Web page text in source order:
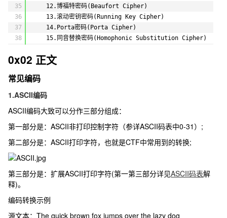
35
36
37
38
40
42
43
45
46
48
49
51
52
53
12.博福特密码(Beaufort Cipher)
13.滚动密钥密码(Running Key Cipher)
14.Porta密码(Porta Cipher)
15.同音替换密码(Homophonic Substitution Cipher)
17.培根密码(Baconian Cipher)
20.三分密码(Trifid Cipher)
22.棋盘密码（Checkerboard Cipher)
23.跨棋盘密码(Straddle Checkerboard Cipher)
25.Bazeries密码(Bazeries Cipher)
28.比尔密码(Beale ciphers)
0x02 正文
常见编码
1.ASCII编码
ASCII编码大致可以分作三部分组成：
第一部分是：ASCII非打印控制字符（参详ASCII码表中0-31）;
第二部分是：ASCII打印字符，也就是CTF中常用到的转换;
第三部分是：扩展ASCII打印字符(第一第三部分详见ASCII码表解
释)。
编码转换示例
源文本：The quick brown fox jumps over the lazy dog